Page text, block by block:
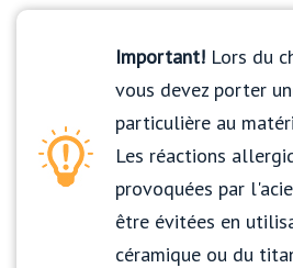
Important! Lors du
vous devez porter
particulière au
Les réactions
provoquées par
être évitées en
céramique ou du